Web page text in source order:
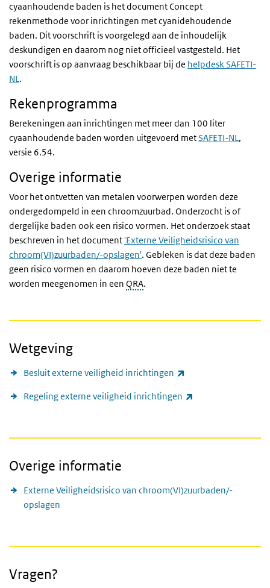
cyaanhoudende baden is het document Concept
rekenmethode voor inrichtingen met cyanidehoudende
baden. Dit voorschrift is voorgelegd aan de inhoudelijk
deskundigen en daarom nog niet officieel vastgesteld. Het
voorschrift is op aanvraag beschikbaar bij de helpdesk SAFETI-
NL.
Rekenprogramma
Berekeningen aan inrichtingen met meer dan 100 liter
cyaanhoudende baden worden uitgevoerd metSAFETI-NL,
versie 6.54.
Overige informatie
Voor het ontvetten van metalen voorwerpen worden deze
ondergedompeld in een chroomzuurbad. Onderzocht is of
dergelijke baden ook een risico vormen. Het onderzoek staat
beschreven in het document 'Externe Veiligheidsrisico van
chroom(VI)zuurbaden/-opslagen'. Gebleken is dat deze baden
geen risico vormen en daarom hoeven deze baden niet te
worden meegenomen in een QRA.
Wetgeving
Besluit externe veiligheid inrichtingen
Regeling externe veiligheid inrichtingen
Overige informatie
Externe Veiligheidsrisico van chroom(VI)zuurbaden/-
opslagen
Vragen?